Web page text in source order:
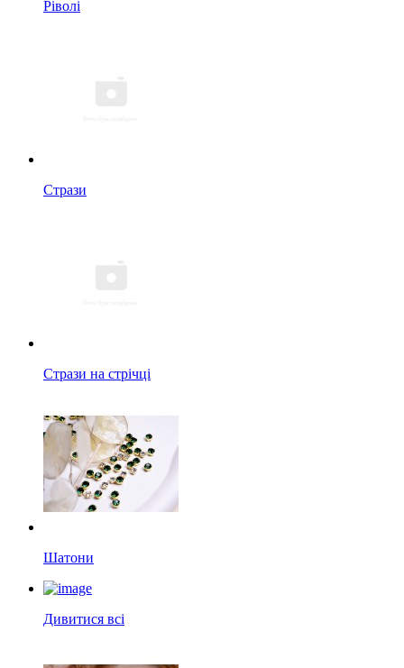
Ріволі
Стрази
Стрази на стрічці
Шатони
Дивитися всі